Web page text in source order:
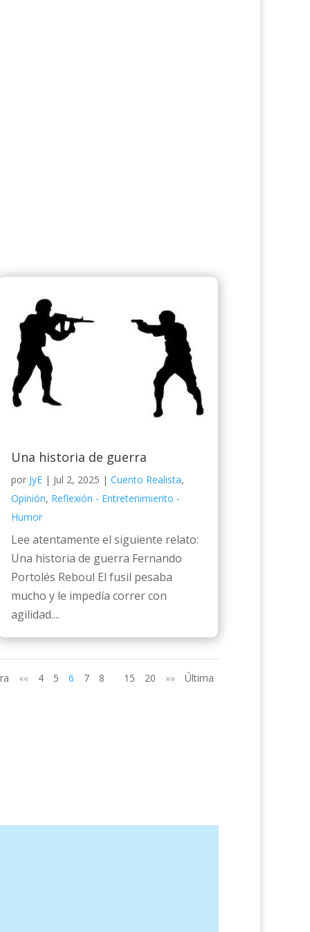
Una historia de guerra
por JyE| Jul 2, 2025 | Cuento Realista,
Opinión, Reflexión - Entretenimiento -
Humor
Lee atentamente el siguiente relato:
Una historia de guerra Fernando
Portolés Reboul El fusil pesaba
mucho y le impedía correr con
agilidad....
«« 4 5 6 7 8 15 20 »» Última